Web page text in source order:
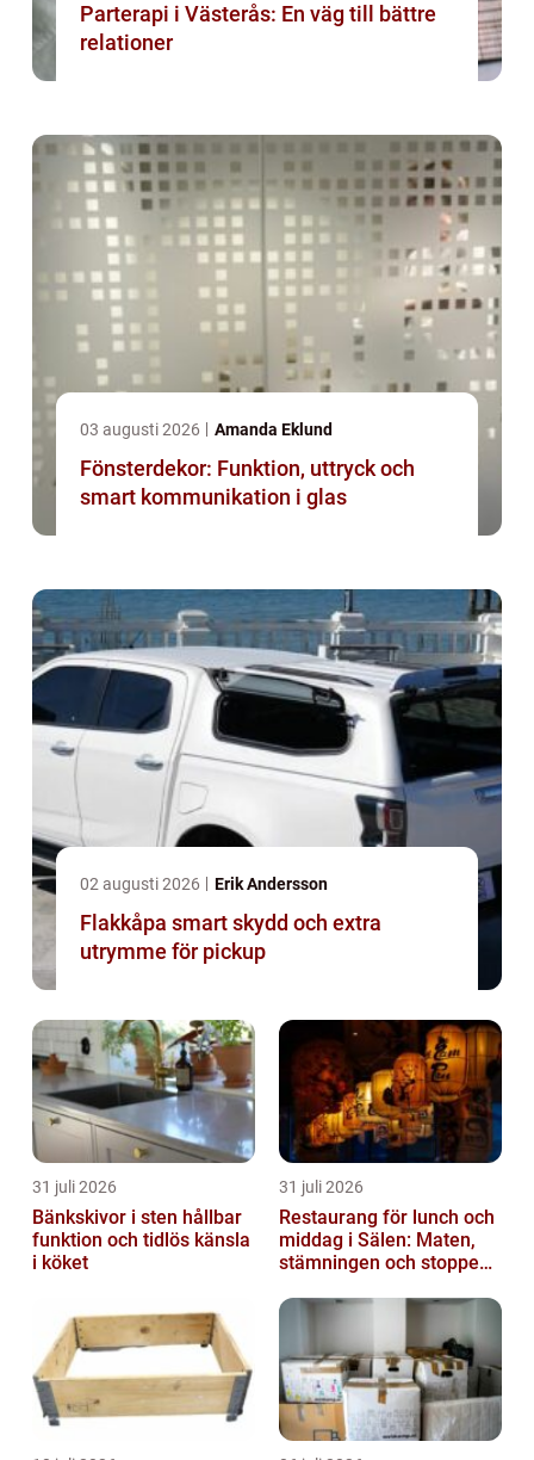
Parterapi i Västerås: En väg till bättre
relationer
03 augusti 2026 Amanda Eklund
Fönsterdekor: Funktion, uttryck och
smart kommunikation i glas
02 augusti 2026 Erik Andersson
Flakkåpa smart skydd och extra
utrymme för pickup
31 juli 2026
Bänkskivor i sten hållbar
funktion och tidlös känsla
i köket
31 juli 2026
Restaurang för lunch och
middag i Sälen: Maten,
stämningen och stoppen